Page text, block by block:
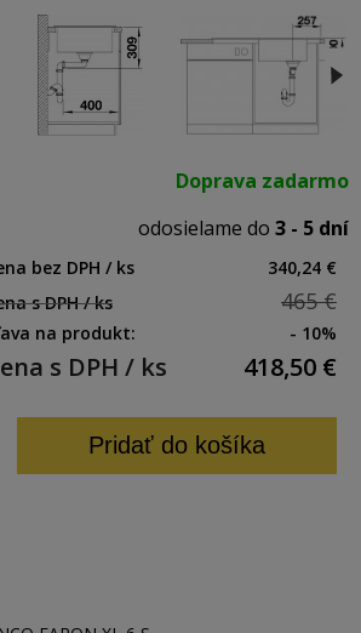
Doprava zadarmo
odosielame do 3 - 5 dní
bez DPH / ks
340,24 €
s DPH / ks
465 €
na produkt: - 10%
s DPH / ks 418,50 €
Pridať do košíka